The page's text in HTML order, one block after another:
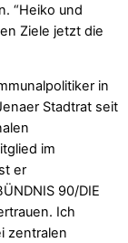
“Heiko und
Ziele jetzt die
in
Stadtrat seit
im
er
90/DIE
Ich
zentralen